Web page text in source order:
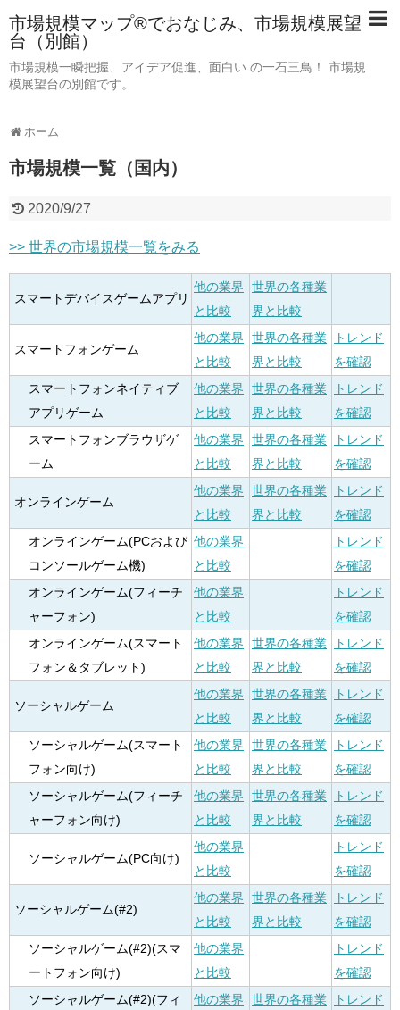
市場規模マップ®でおなじみ、市場規模展望
台（別館）
市場規模一瞬把握、アイデア促進、面白い の一石三鳥！ 市場規
模展望台の別館です。
ホーム
市場規模一覧（国内）
2020/9/27
>> 世界の市場規模一覧をみる
スマートデバイスゲームアプリ
他の業界
と比較
世界の各種業
界と比較
スマートフォンゲーム
他の業界
と比較
世界の各種業
界と比較
トレンド
を確認
スマートフォンネイティブ
アプリゲーム
他の業界
と比較
世界の各種業
界と比較
トレンド
を確認
スマートフォンブラウザゲ
ーム
他の業界
と比較
世界の各種業
界と比較
トレンド
を確認
オンラインゲーム
他の業界
と比較
世界の各種業
界と比較
トレンド
を確認
オンラインゲーム(PCおよび
コンソールゲーム機)
他の業界
と比較
トレンド
を確認
オンラインゲーム(フィーチ
ャーフォン)
他の業界
と比較
トレンド
を確認
オンラインゲーム(スマート
フォン＆タブレット)
他の業界
と比較
世界の各種業
界と比較
トレンド
を確認
ソーシャルゲーム
他の業界
と比較
世界の各種業
界と比較
トレンド
を確認
ソーシャルゲーム(スマート
フォン向け)
他の業界
と比較
世界の各種業
界と比較
トレンド
を確認
ソーシャルゲーム(フィーチ
ャーフォン向け)
他の業界
と比較
世界の各種業
界と比較
トレンド
を確認
ソーシャルゲーム(PC向け)
他の業界
と比較
トレンド
を確認
ソーシャルゲーム(#2)
他の業界
と比較
世界の各種業
界と比較
トレンド
を確認
ソーシャルゲーム(#2)(スマ
ートフォン向け)
他の業界
と比較
トレンド
を確認
ソーシャルゲーム(#2)(フィ
他の業界
世界の各種業
トレンド